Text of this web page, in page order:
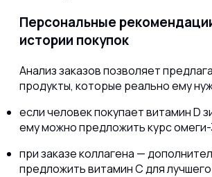
Персональные
истории покупок
Анализ заказов позволяет
продукты, которые реально ему
если человек покупает витамин D
ему можно предложить курс омеги-
при заказе коллагена —
предложить витамин С для